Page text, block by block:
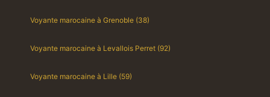
Voyante marocaine à Grenoble (38)
Voyante marocaine à Levallois Perret (92)
Voyante marocaine à Lille (59)